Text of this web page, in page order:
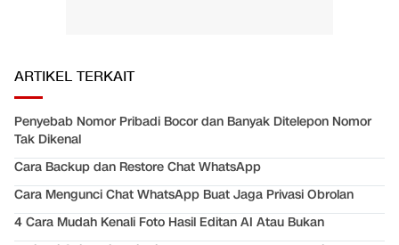
ARTIKEL TERKAIT
Penyebab Nomor Pribadi Bocor dan Banyak Ditelepon Nomor
Tak Dikenal
Cara Backup dan Restore Chat WhatsApp
Cara Mengunci Chat WhatsApp Buat Jaga Privasi Obrolan
4 Cara Mudah Kenali Foto Hasil Editan AI Atau Bukan